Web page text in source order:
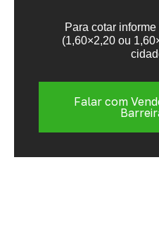
Para cotar
(1,60×2,20 ou
Falar com